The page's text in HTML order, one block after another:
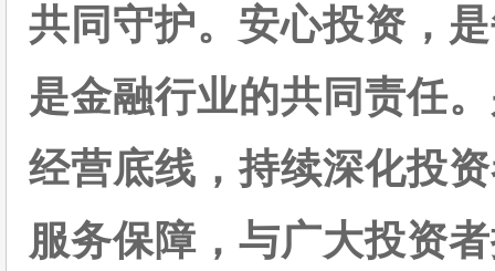
共同守护。安心投资，
是金融行业的共同责任
经营底线，持续深化投
服务保障，与广大投资